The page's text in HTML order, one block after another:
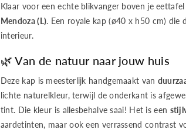
Mendoza
ø40xh.50cm
nat/burgundy,
L
Mendoza
ø40xh.50cm
nat/burgundy,
L
Klaar voor een echte blikvanger boven je
Mendoza (L). Een royale kap (ø40 x h50 cm)
interieur.
🌿 Van de natuur naar jouw huis
Deze kap is meesterlijk handgemaakt van
lichte naturelkleur, terwijl de onderkant is
tint. Die kleur is allesbehalve saai! Het is een
aardetinten, maar ook een verrassend contrast